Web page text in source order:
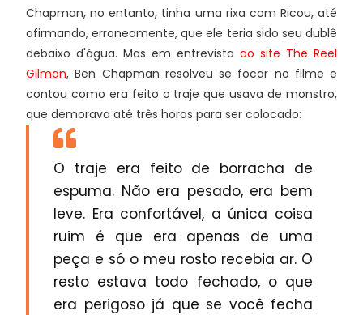
Chapman, no entanto, tinha uma rixa com Ricou, até
afirmando, erroneamente, que ele teria sido seu dublê
debaixo d'água. Mas em entrevista ao site The Reel
Gilman, Ben Chapman resolveu se focar no filme e
contou como era feito o traje que usava de monstro,
que demorava até três horas para ser colocado:
O traje era feito de borracha de
espuma. Não era pesado, era bem
leve. Era confortável, a única coisa
ruim é que era apenas de uma
peça e só o meu rosto recebia ar. O
resto estava todo fechado, o que
era perigoso já que se você fecha